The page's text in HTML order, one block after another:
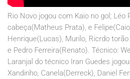
Rio Novo jogou com Kaio no gol; Léo
cabeça(Matheus Prata), e
Henrique(Lucas), Murilo, Ricrdo
e Pedro Ferreira(Renato). Técnico:
Laranjal do técnico Iran Guedes
Xandinho, Canela(Derreck), Daniel